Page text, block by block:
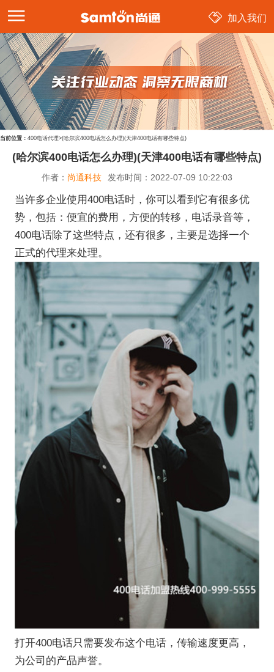
加入我们
当前位置： 400电话代理>(哈尔滨400电话怎么办理)(天津400电话有哪些特点)
(哈尔滨400电话怎么办理)(天津400电话有哪些特点)
作者： 尚通科技 发布时间： 2022-07-09 10:22:03
当许多企业使用400电话时，你可以看到它有很多优
势，包括：便宜的费用，方便的转移，电话录音等，
400电话除了这些特点，还有很多，主要是选择一个
正式的代理来处理。
打开400电话只需要发布这个电话，传输速度更高，
为公司的产品声誉。